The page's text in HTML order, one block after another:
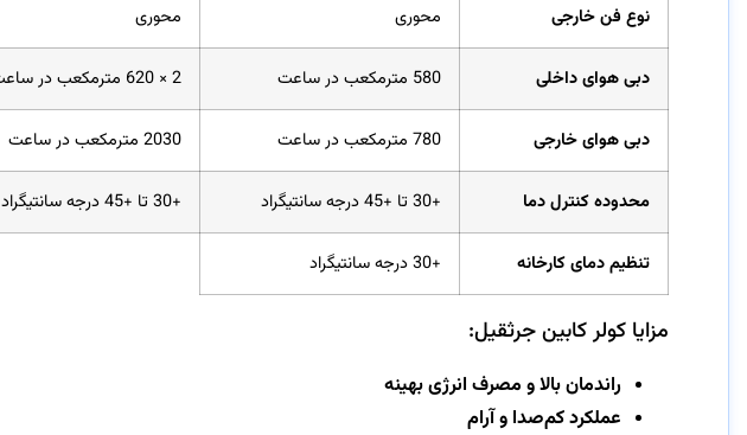
نوع فن خارجی محوری محوری
دبی هوای داخلی 580 مترمکعب در ساعت 2 × 620 مترمکعب در ساعت
دبی هوای خارجی 780 مترمکعب در ساعت 2030 مترمکعب در ساعت
محدوده کنترل دما +30 تا +45 درجه سانتیگراد +30 تا +45 درجه سانتیگراد
تنظیم دمای کارخانه +30 درجه سانتیگراد
مزایا کولر کابین جرثقیل:
راندمان بالا و مصرف انرژی بهینه
عملکرد کم‌صدا و آرام